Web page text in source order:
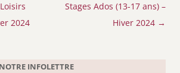
2024
Stages Ados (13-17 ans) –
Hiver 2024 →
INFOLETTRE